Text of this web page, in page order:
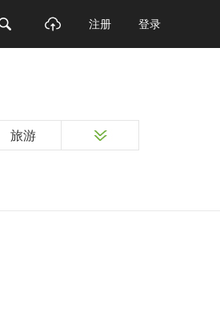
注册 登录
旅游